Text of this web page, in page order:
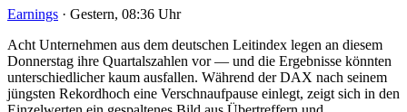
Earnings · Gestern, 08:36 Uhr
Acht Unternehmen aus dem deutschen Leitindex legen an diesem
Donnerstag ihre Quartalszahlen vor — und die Ergebnisse könnten
unterschiedlicher kaum ausfallen. Während der DAX nach seinem
jüngsten Rekordhoch eine Verschnaufpause einlegt, zeigt sich in den